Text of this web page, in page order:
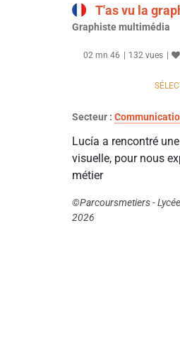
T'as vu la
Graphiste multimédia
02 mn 46 132 vues
Secteur :
Lucía a rencontré
visuelle, pour nous
métier
©Parcoursmetiers -
2026